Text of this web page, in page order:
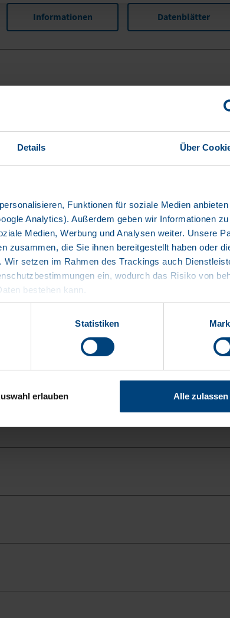
Details Über
Funktionen für soziale Medien
Analytics). Außerdem geben wir Informationen
Medien, Werbung und Analysen weiter. Unsere
zusammen, die Sie ihnen bereitgestellt haben oder
setzen im Rahmen des Trackings auch
ein, wodurch das Risiko von
bestehen kann.
Statistiken
erlauben Alle zulassen
Informationen Datenblätter
DOWNLOADS